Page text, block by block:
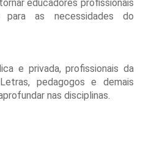
educadores profissionais
para as necessidades do
e privada, profissionais da
pedagogos e demais
nas disciplinas.